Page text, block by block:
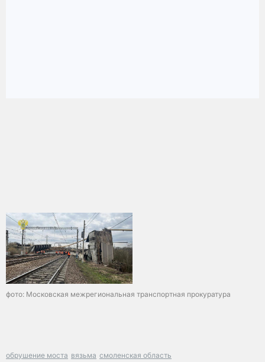
фото: Московская межрегиональная транспортная прокуратура
обрушение моста вязьма смоленская область